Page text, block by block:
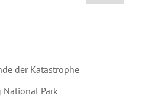
der Katastrophe
National Park